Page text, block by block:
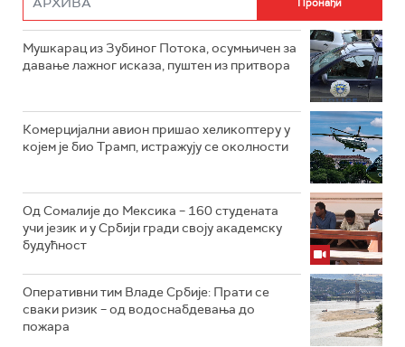
Мушкарац из Зубиног Потока, осумњичен за
давање лажног исказа, пуштен из притвора
Комерцијални авион пришао хеликоптеру у
којем је био Трамп, истражују се околности
Од Сомалије до Мексика – 160 студената
учи језик и у Србији гради своју академску
будућност
Оперативни тим Владе Србије: Прати се
сваки ризик – од водоснабдевања до
пожара